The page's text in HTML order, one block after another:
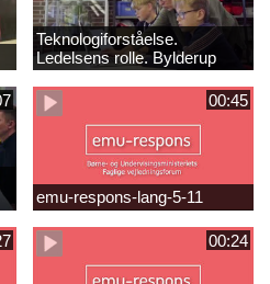
Teknologiforståelse.
Ledelsens rolle. Bylderup
Skole
00:45
emu-respons-lang-5-11
00:24